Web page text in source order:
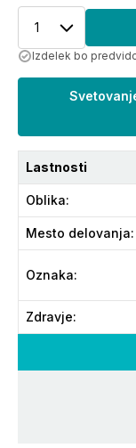
1
Izdelek bo
Lastnosti
Oblika:
Mesto delovanja:
Oznaka:
Zdravje: